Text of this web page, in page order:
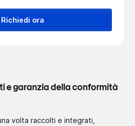
Richiedi ora
e garanzia della conformità
volta raccolti e integrati,